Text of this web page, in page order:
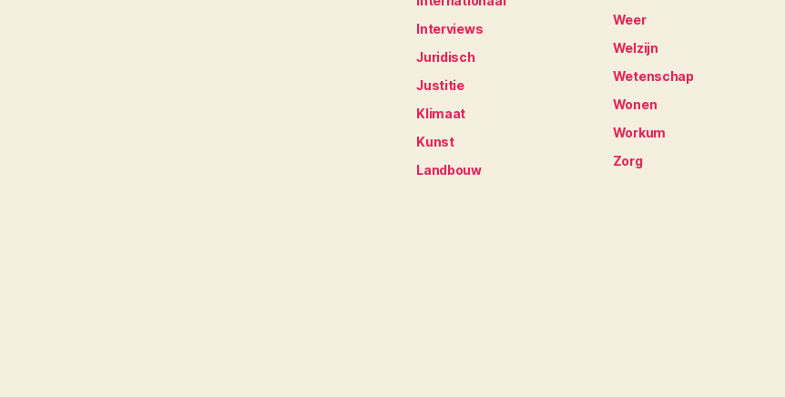
Interviews
Juridisch
Justitie
Klimaat
Kunst
Landbouw
Weer
Welzijn
Wetenschap
Wonen
Workum
Zorg